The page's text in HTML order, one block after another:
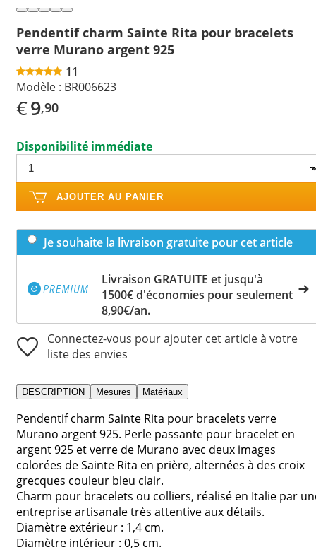
Pendentif charm Sainte Rita pour bracelets
verre Murano argent 925
11
Modèle : BR006623
€9,90
Disponibilité immédiate
AJOUTER AU PANIER
Je souhaite la livraison gratuite pour cet article
Livraison GRATUITE et jusqu'à
1500€ d'économies pour seulement
8,90€/an.
Connectez-vous pour ajouter cet article à votre
liste des envies
DESCRIPTION Mesures Matériaux
Pendentif charm Sainte Rita pour bracelets verre
Murano argent 925. Perle passante pour bracelet en
argent 925 et verre de Murano avec deux images
colorées de Sainte Rita en prière, alternées à des croix
grecques couleur bleu clair.
Charm pour bracelets ou colliers, réalisé en Italie par
entreprise artisanale très attentive aux détails.
Diamètre extérieur : 1,4 cm.
Diamètre intérieur : 0,5 cm.